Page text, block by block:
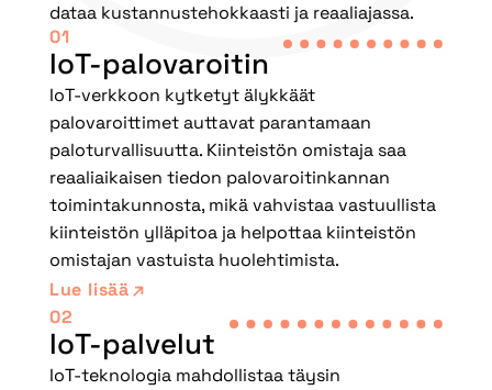
dataa kustannustehokkaasti ja reaaliajassa.
01
IoT-palovaroitin
IoT-verkkoon kytketyt älykkäät
palovaroittimet auttavat parantamaan
paloturvallisuutta. Kiinteistön omistaja saa
reaaliaikaisen tiedon palovaroitinkannan
toimintakunnosta, mikä vahvistaa vastuullista
kiinteistön ylläpitoa ja helpottaa kiinteistön
omistajan vastuista huolehtimista.
Lue lisää
02
IoT-palvelut
IoT-teknologia mahdollistaa täysin